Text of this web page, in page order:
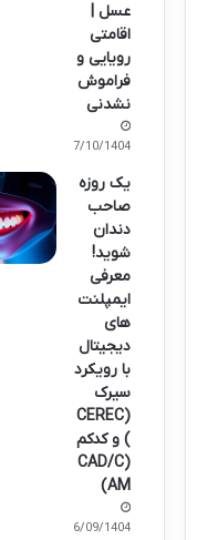
عسل |
اقامتی
رویایی و
فراموش
نشدنی
07/10/1404
یک روزه
صاحب
دندان
شوید!
معرفی
ایمپلنت
های
دیجیتال
با رویکرد
سیرک
(CEREC
) و کدکم
(CAD/C
AM)
16/09/1404